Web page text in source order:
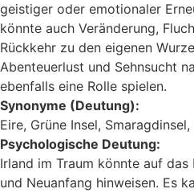
geistiger oder emotionaler
könnte auch Veränderung,
Rückkehr zu den eigenen
Abenteuerlust und Sehnsucht
ebenfalls eine Rolle spielen.
Synonyme (Deutung):
Eire, Grüne Insel,
Psychologische Deutung:
Irland im Traum könnte auf
und Neuanfang hinweisen. Es